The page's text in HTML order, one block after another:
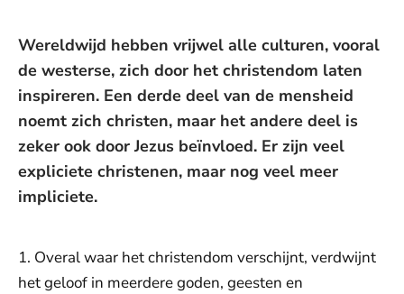
Wereldwijd hebben vrijwel alle culturen, vooral
de westerse, zich door het christendom laten
inspireren. Een derde deel van de mensheid
noemt zich christen, maar het andere deel is
zeker ook door Jezus beïnvloed. Er zijn veel
expliciete christenen, maar nog veel meer
impliciete.
1. Overal waar het christendom verschijnt, verdwijnt
het geloof in meerdere goden, geesten en